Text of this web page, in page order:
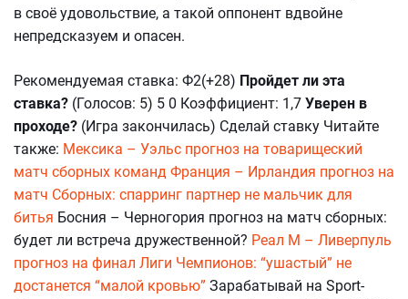
в своё удовольствие, а такой оппонент вдвойне
непредсказуем и опасен.
Рекомендуемая ставка: Ф2(+28) Пройдет ли эта
ставка? (Голосов: 5) 5 0 Коэффициент: 1,7 Уверен в
проходе? (Игра закончилась) Сделай ставку Читайте
также: Мексика – Уэльс прогноз на товарищеский
матч сборных команд Франция – Ирландия прогноз на
матч Сборных: спарринг партнер не мальчик для
битья Босния – Черногория прогноз на матч сборных:
будет ли встреча дружественной? Реал М – Ливерпуль
прогноз на финал Лиги Чемпионов: “ушастый” не
достанется “малой кровью” Зарабатывай на Sport-